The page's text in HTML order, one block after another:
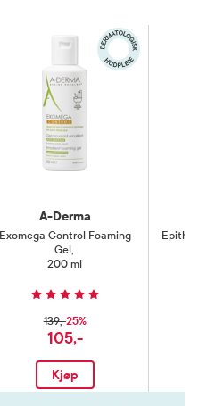
A-Derma
Exomega Control Foaming
Gel ,
200 ml
139,-25%
105,-
Kjøp